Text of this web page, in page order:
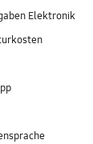
Elektronik